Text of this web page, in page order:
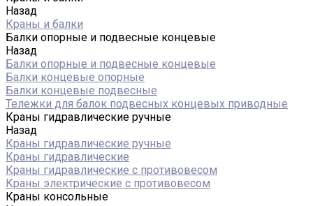
Назад
Краны и балки
Балки опорные и подвесные концевые
Назад
Балки опорные и подвесные концевые
Балки концевые опорные
Балки концевые подвесные
Тележки для балок подвесных концевых приводные
Краны гидравлические ручные
Назад
Краны гидравлические ручные
Краны гидравлические
Краны гидравлические с противовесом
Краны электрические с противовесом
Краны консольные